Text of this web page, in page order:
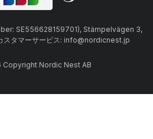
SE556628159701), Stämpelvägen 3,
タマーサービス: info@nordicnest.jp
Nordic Nest AB